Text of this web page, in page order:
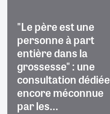
"Le père est une
personne à part
entière dans la
grossesse" : une
consultation dédiée
encore méconnue
par les...